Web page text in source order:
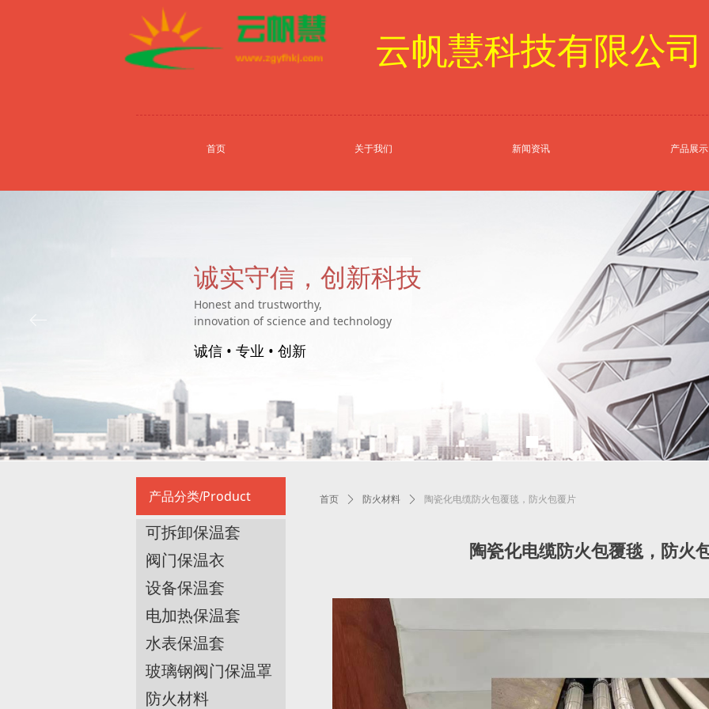
云帆慧科技有限公司
首页 关于我们 新闻资讯 产品展示
诚实守信，创新科技
Honest and trustworthy,
innovation of science and technology
诚信 • 专业 • 创新
首页 ꄲ 防火材料 ꄲ 陶瓷化电缆防火包覆毯，防火包覆片
陶瓷化电缆防火包覆毯，防火
产品分类/Product
可拆卸保温套
阀门保温衣
设备保温套
电加热保温套
水表保温套
玻璃钢阀门保温罩
防火材料